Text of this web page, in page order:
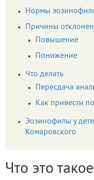
Нормы
Причины
Повышение
Понижение
Что делать
Пересдача
Как привести
Эозинофилы у
Комаровского
Что это такое